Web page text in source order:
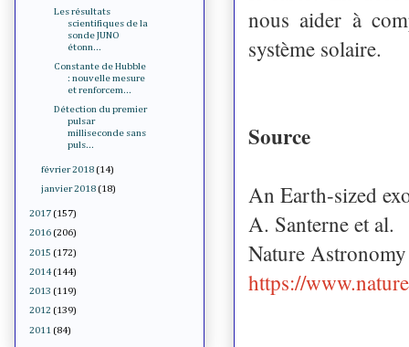
nous aider à
système solaire.
Source
An Earth-sized
A. Santerne et al.
Nature
https://
Les résultats
scientifiques de la
sonde JUNO
étonn...
Constante de Hubble
: nouvelle mesure
et renforcem...
Détection du premier
pulsar
milliseconde sans
puls...
février 2018 (14)
janvier 2018 (18)
2017 (157)
2016 (206)
2015 (172)
2014 (144)
2013 (119)
2012 (139)
2011 (84)